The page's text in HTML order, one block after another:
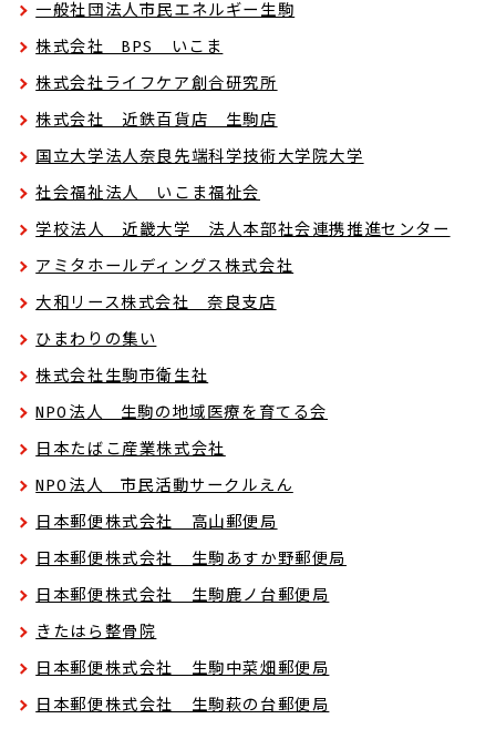
一般社団法人市民エネルギー生駒
株式会社 BPS いこま
株式会社ライフケア創合研究所
株式会社 近鉄百貨店 生駒店
国立大学法人奈良先端科学技術大学院大学
社会福祉法人 いこま福祉会
学校法人 近畿大学 法人本部社会連携推進センター
アミタホールディングス株式会社
大和リース株式会社 奈良支店
ひまわりの集い
株式会社生駒市衛生社
NPO法人 生駒の地域医療を育てる会
日本たばこ産業株式会社
NPO法人 市民活動サークルえん
日本郵便株式会社 高山郵便局
日本郵便株式会社 生駒あすか野郵便局
日本郵便株式会社 生駒鹿ノ台郵便局
きたはら整骨院
日本郵便株式会社 生駒中菜畑郵便局
日本郵便株式会社 生駒萩の台郵便局